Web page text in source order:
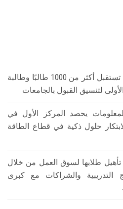
معامل التنسيق الإلكتروني تستقبل أكثر من 1000 طالبًا وطالبة
لتنسيق القبول بالجامعات
يحصد المركز الأول في
حلول ذكية في قطاع الطاقة
طلابها لسوق العمل من خلال
التدريبية والشراكات مع كبرى